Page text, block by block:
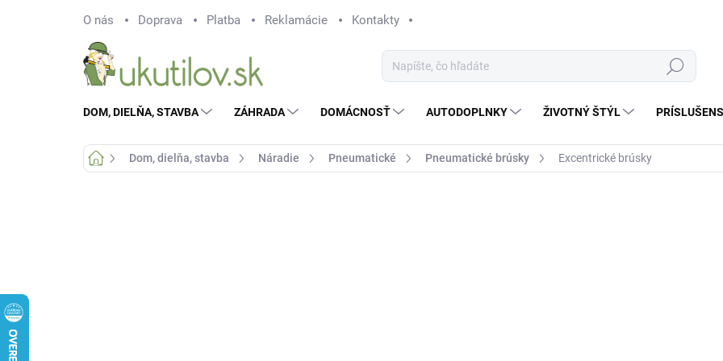
O nás Doprava Platba Reklamácie Kontakty
Hľadať
DOM, DIELŇA, STAVBA ZÁHRADA DOMÁCNOSŤ AUTODOPLNKY ŽIVOTNÝ ŠTÝL
DomovDom, dielňa, stavba Náradie Pneumatické Pneumatické brúsky Excentrické brúsky